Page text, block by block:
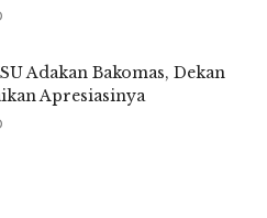
Adakan Bakomas, Dekan
Apresiasinya